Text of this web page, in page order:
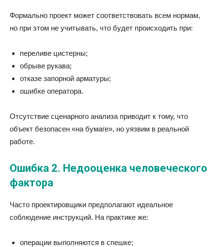
Формально проект может соответствовать всем нормам,
но при этом не учитывать, что будет происходить при:
переливе цистерны;
обрыве рукава;
отказе запорной арматуры;
ошибке оператора.
Отсутствие сценарного анализа приводит к тому, что
объект безопасен «на бумаге», но уязвим в реальной
работе.
Ошибка 2. Недооценка человеческого
фактора
Часто проектировщики предполагают идеальное
соблюдение инструкций. На практике же:
операции выполняются в спешке;